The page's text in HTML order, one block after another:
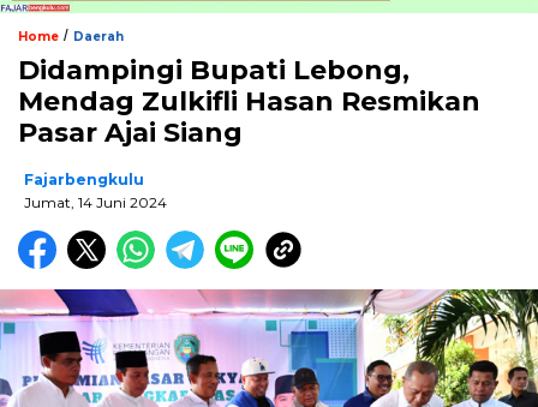
Home / Daerah
Didampingi Bupati Lebong,
Mendag Zulkifli Hasan Resmikan
Pasar Ajai Siang
Fajarbengkulu
Jumat, 14 Juni 2024